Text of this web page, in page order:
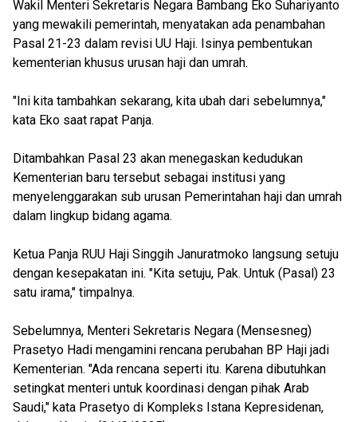
Wakil Menteri Sekretaris Negara Bambang Eko Suhariyanto
yang mewakili pemerintah, menyatakan ada penambahan
Pasal 21-23 dalam revisi UU Haji. Isinya pembentukan
kementerian khusus urusan haji dan umrah.
"Ini kita tambahkan sekarang, kita ubah dari sebelumnya,"
kata Eko saat rapat Panja.
Ditambahkan Pasal 23 akan menegaskan kedudukan
Kementerian baru tersebut sebagai institusi yang
menyelenggarakan sub urusan Pemerintahan haji dan umrah
dalam lingkup bidang agama.
Ketua Panja RUU Haji Singgih Januratmoko langsung setuju
dengan kesepakatan ini. "Kita setuju, Pak. Untuk (Pasal) 23
satu irama," timpalnya.
Sebelumnya, Menteri Sekretaris Negara (Mensesneg)
Prasetyo Hadi mengamini rencana perubahan BP Haji jadi
Kementerian. "Ada rencana seperti itu. Karena dibutuhkan
setingkat menteri untuk koordinasi dengan pihak Arab
Saudi," kata Prasetyo di Kompleks Istana Kepresidenan,